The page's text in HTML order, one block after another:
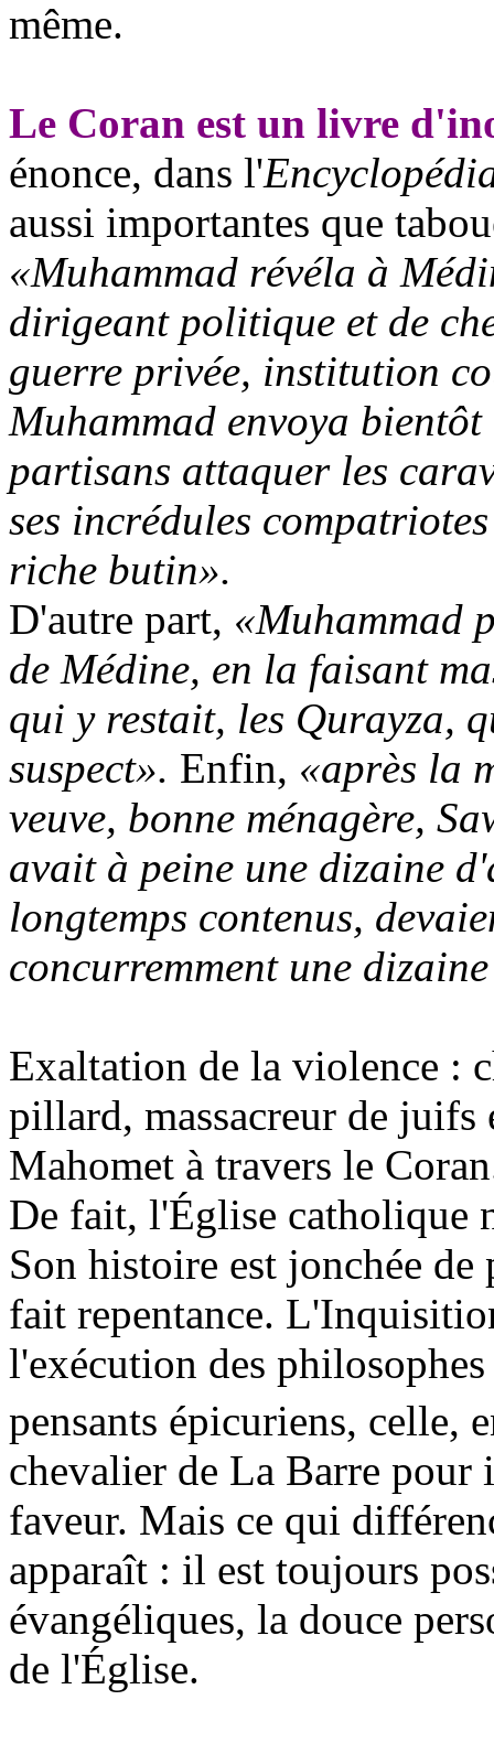
même.
Le Coran est un livre
énonce, dans l'
aussi importantes que
«Muhammad révéla à
dirigeant politique et de
guerre privée, institution
Muhammad envoya bientôt
partisans attaquer les
ses incrédules
riche butin».
D'autre part, «Muhammad
de Médine, en la faisant
qui y restait, les Qurayza,
suspect». Enfin, «après la
veuve, bonne ménagère,
avait à peine une dizaine
longtemps contenus,
concurremment une
Exaltation de la violence :
pillard, massacreur de juifs
Mahomet à travers le
De fait, l'Église catholique
Son histoire est jonchée de
fait repentance.
l'exécution des
pensants épicuriens, celle,
chevalier de La Barre pour
faveur. Mais ce qui
apparaît : il est toujours
évangéliques, la douce
de l'Église.